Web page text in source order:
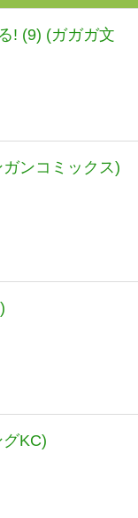
! (9) (ガガガ文
ンコミックス)
KC)